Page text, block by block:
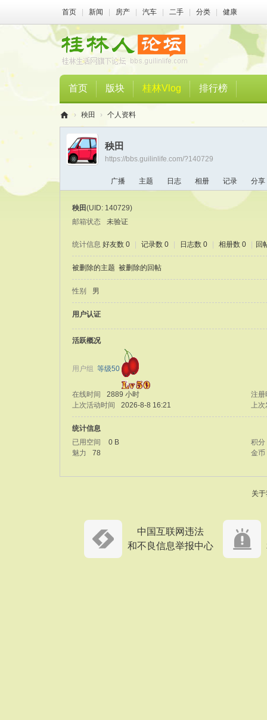
首页 新闻 房产 汽车 二手 分类 健康
首页 版块 桂林Vlog 排行榜
桂
林
人
› 秧田 › 个人资料
秧田
https://bbs.guilinlife.com/?140729
广播 主题 日志 相册 记录 分享
秧田(UID: 140729)
邮箱状态
未验证
统计信息 好友数 0 记录数 0 日志数 0 相册数 0 回
被删除的主题 被删除的回帖
性别 男
用户认证
活跃概况
用户组 等级50
在线时间 2889 小时
注册
上次活动时间
2026-8-8 16:21 上次
统计信息
已用空间
0 B
积分
魅力
78 金币
关
中国互联网违法
和不良信息举报中心